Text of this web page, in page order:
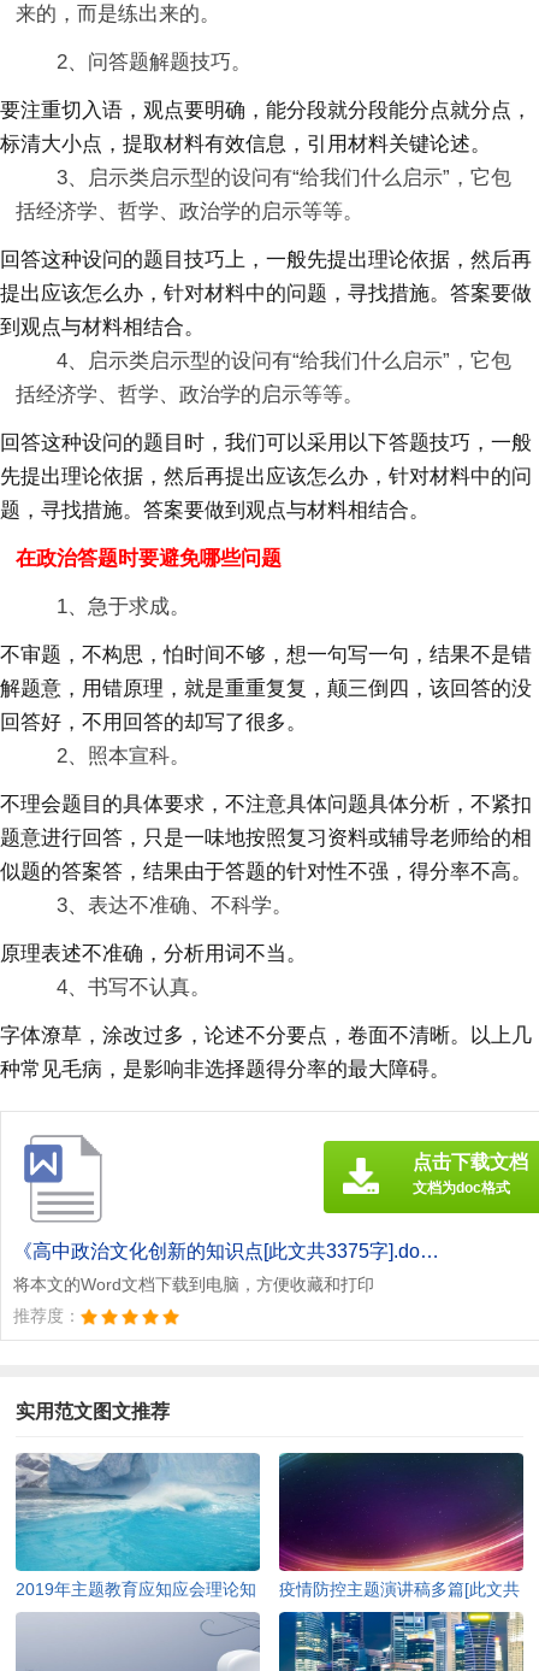
来的，而是练出来的。
2、问答题解题技巧。
要注重切入语，观点要明确，能分段就分段能分点就分点，
标清大小点，提取材料有效信息，引用材料关键论述。
3、启示类启示型的设问有“给我们什么启示”，它包
括经济学、哲学、政治学的启示等等。
回答这种设问的题目技巧上，一般先提出理论依据，然后再
提出应该怎么办，针对材料中的问题，寻找措施。答案要做
到观点与材料相结合。
4、启示类启示型的设问有“给我们什么启示”，它包
括经济学、哲学、政治学的启示等等。
回答这种设问的题目时，我们可以采用以下答题技巧，一般
先提出理论依据，然后再提出应该怎么办，针对材料中的问
题，寻找措施。答案要做到观点与材料相结合。
在政治答题时要避免哪些问题
1、急于求成。
不审题，不构思，怕时间不够，想一句写一句，结果不是错
解题意，用错原理，就是重重复复，颠三倒四，该回答的没
回答好，不用回答的却写了很多。
2、照本宣科。
不理会题目的具体要求，不注意具体问题具体分析，不紧扣
题意进行回答，只是一味地按照复习资料或辅导老师给的相
似题的答案答，结果由于答题的针对性不强，得分率不高。
3、表达不准确、不科学。
原理表述不准确，分析用词不当。
4、书写不认真。
字体潦草，涂改过多，论述不分要点，卷面不清晰。以上几
种常见毛病，是影响非选择题得分率的最大障碍。
《高中政治文化创新的知识点[此文共3375字].doc》
将本文的Word文档下载到电脑，方便收藏和打印
推荐度：
点击下载文档
文档为doc格式
实用范文图文推荐
2019年主题教育应知应会理论知
识（含答案）[此文共10252字]
疫情防控主题演讲稿多篇[此文共
4978字]